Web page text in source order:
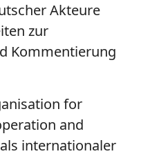
Akteure
zur
Kommentierung
for
and
internationaler